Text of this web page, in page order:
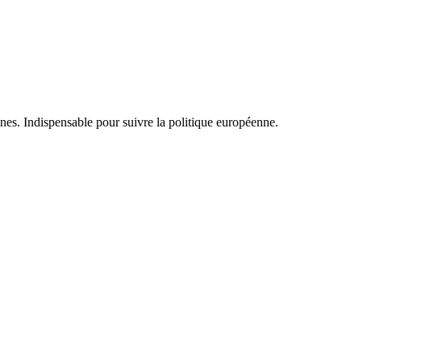
Indispensable pour suivre la politique européenne.